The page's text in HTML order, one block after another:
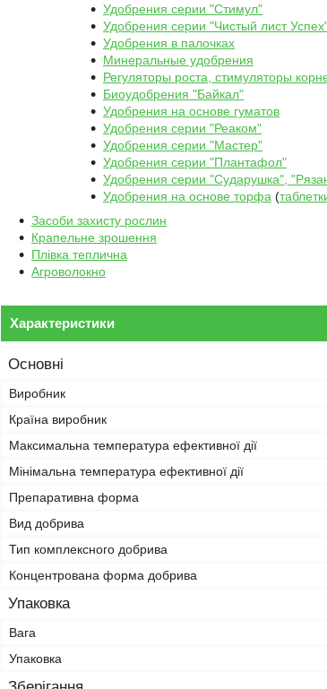
Удобрения серии "Стимул"
Удобрения серии "Чистый лист
Удобрения в палочках
Минеральные удобрения
Регуляторы роста, стимуляторы
Биоудобрения "Байкал"
Удобрения на основе гуматов
Удобрения серии "Реаком"
Удобрения серии "Мастер"
Удобрения серии "Плантафол"
Удобрения серии "Сударушка",
Удобрения на основе торфа (
Засоби захисту рослин
Крапельне зрошення
Плівка теплична
Агроволокно
Характеристики
Основні
Виробник
Країна виробник
Максимальна температура ефективної дії
Мінімальна температура ефективної дії
Препаративна форма
Вид добрива
Тип комплексного добрива
Концентрована форма добрива
Упаковка
Вага
Упаковка